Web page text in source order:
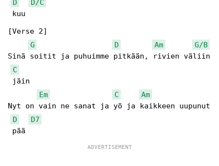
D
D/C
kuu
[Verse 2]
G
D Am
G/B
Sinä soitit ja puhuimme pitkään, rivien väliin
C
jäin
Em
C
Am
Nyt on vain ne sanat ja yö ja kaikkeen uupunut
D
D7